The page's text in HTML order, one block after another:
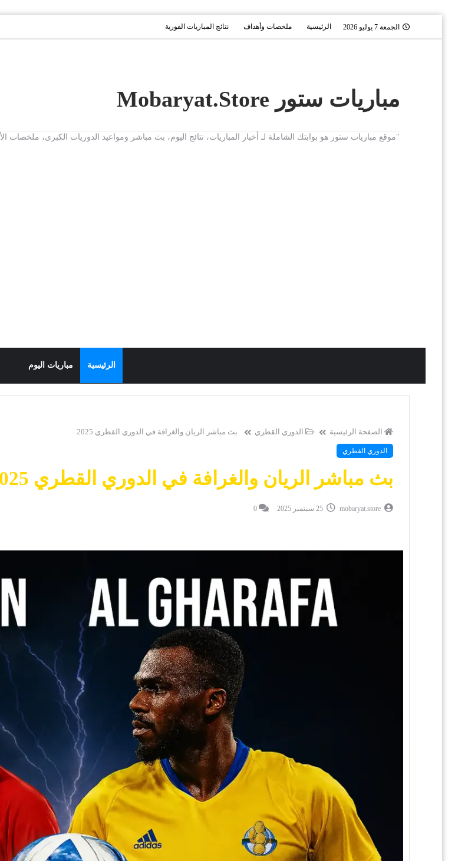
الجمعة 7 يوليو 2026 الرئيسية ملخصات وأهداف نتائج المباريات الفورية
مباريات ستور Mobaryat.Store
"موقع مباريات ستور هو بوابتك الشاملة لـ أخبار المباريات، نتائج اليوم، بث مباشر ومواعيد الدوريات الكبرى،
الرئيسية مباريات اليوم
الصفحة الرئيسية الدوري القطري بث مباشر الريان والغرافة في الدوري القطري 2025
الدوري القطري
بث مباشر الريان والغرافة في الدوري القطري 2025
mobaryat.store 25 سبتمبر 2025 0